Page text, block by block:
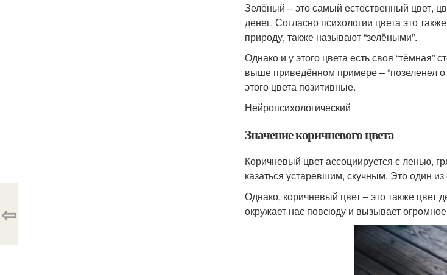
Зелёный – это самый естественный цвет,
денег. Согласно психологии цвета это
природу, также называют “зелёными”.
Однако и у этого цвета есть своя “тёмная”
выше приведённом примере – “позеленел
этого цвета позитивные.
Нейропсихологический
Значение коричневого цвета
Коричневый цвет ассоциируется с ленью,
казаться устаревшим, скучным. Это один
Однако, коричневый цвет – это также цвет
окружает нас повсюду и вызывает
⇦